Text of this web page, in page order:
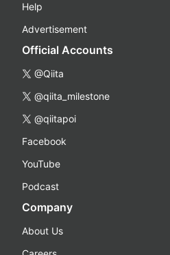
Help
Advertisement
Official Accounts
@Qiita
@qiita_milestone
@qiitapoi
Facebook
YouTube
Podcast
Company
About Us